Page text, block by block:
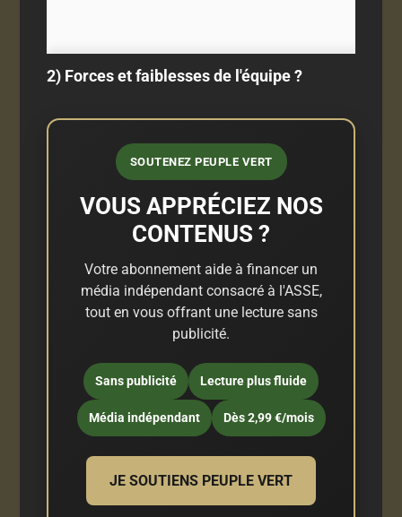
2) Forces et faiblesses de l'équipe ?
SOUTENEZ PEUPLE VERT
VOUS APPRÉCIEZ NOS
CONTENUS ?
Votre abonnement aide à financer un
média indépendant consacré à l'ASSE,
tout en vous offrant une lecture sans
publicité.
Sans publicité Lecture plus fluide
Média indépendant Dès 2,99 €/mois
JE SOUTIENS PEUPLE VERT